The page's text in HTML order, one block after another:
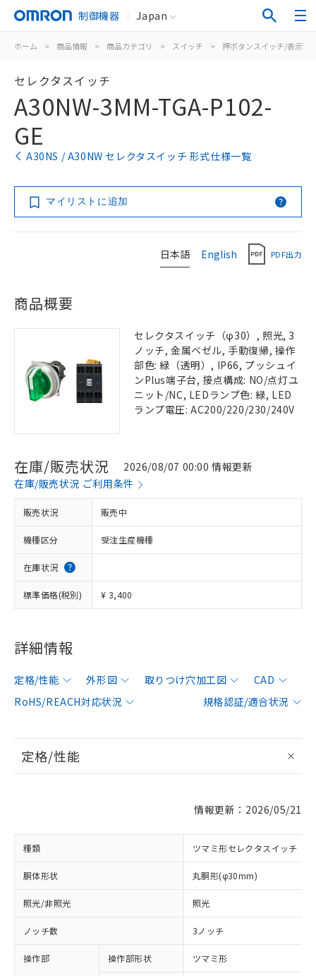
制御機器 Japan
ホーム > 商品情報 > 商品カテゴリ > スイッチ > 押ボタンスイッチ/表示灯
セレクタスイッチ
A30NW-3MM-TGA-P102-
GE
A30NS / A30NW セレクタスイッチ 形式仕様一覧
マイリストに追加
日本語 English PDF出力
商品概要
セレクタスイッチ（φ30）, 照光, 3
ノッチ, 金属ベゼル, 手動復帰, 操作
部色: 緑（透明）, IP66, プッシュイ
ンPlus端子台, 接点構成: NO/点灯ユ
ニット/NC, LEDランプ色: 緑, LED
ランプ電圧: AC200/220/230/240V
在庫/販売状況
2026/08/07 00:00 情報更新
在庫/販売状況 ご利用条件
販売状況 販売中
機種区分 受注生産機種
在庫状況
標準価格(税別) ¥ 3,400
詳細情報
定格/性能 外形図 取りつけ穴加工図
CAD
RoHS/REACH対応状況
規格認証/適合状況
定格/性能
情報更新：2026/05/21
種類 ツマミ形セレクタスイッチ
胴体形状 丸胴形(φ30mm)
照光/非照光 照光
ノッチ数 3ノッチ
操作部 操作部形状 ツマミ形